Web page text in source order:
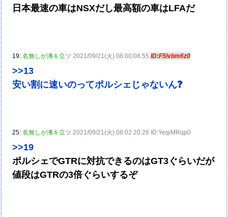
日本最速の車はNSXだし最高額の車はLFAだ
19:名無しが沸キ立ツ 2021/09/21(火) 08:00:08.55ID:F5lvbm6z0
>>13
安い割に速いのってポルシェじゃないん❓
25:名無しが沸キ立ツ 2021/09/21(火) 08:02:20.26 ID:YeqiMRqp0
>>19
ポルシェでGTRに対抗できるのはGT3ぐらいだが
値段はGTRの3倍ぐらいするぞ